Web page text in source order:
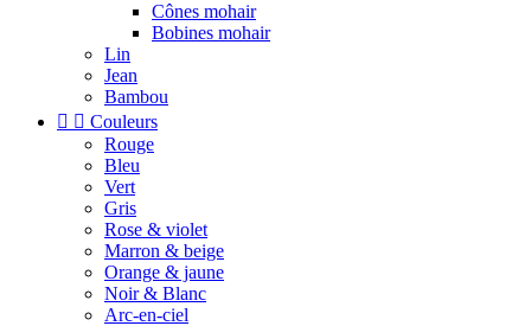
Cônes mohair
Bobines mohair
Lin
Jean
Bambou
  Couleurs
Rouge
Bleu
Vert
Gris
Rose & violet
Marron & beige
Orange & jaune
Noir & Blanc
Arc-en-ciel